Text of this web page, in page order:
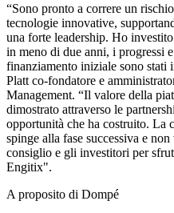
“Sono pronto a correre un
tecnologie innovative,
una forte leadership. Ho
in meno di due anni, i progressi
finanziamento iniziale sono
Platt co-fondatore e
Management. “Il valore della
dimostrato attraverso le
opportunità che ha costruito. La
spinge alla fase successiva e
consiglio e gli investitori per
Engitix".
A proposito di Dompé